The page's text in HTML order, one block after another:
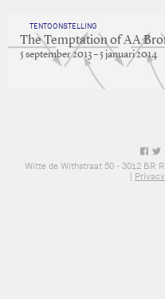
TENTOONSTELLING
The Temptation of AA
5 september 2013 – 5 januari 2014
Witte de Withstraat 50 - 3012 BR
|